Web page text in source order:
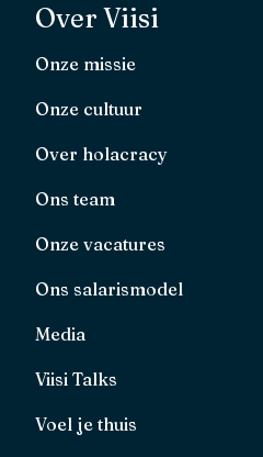
Over Viisi
Onze missie
Onze cultuur
Over holacracy
Ons team
Onze vacatures
Ons salarismodel
Media
Viisi Talks
Voel je thuis